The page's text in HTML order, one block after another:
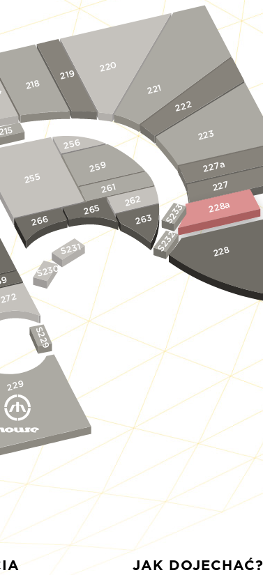
220
221
222
223
219
218
256
259
261
255
227a
227
228a
262
263
S232
S233
228
265
266
S231
S230
272
S229
229
JAK DOJECHAĆ?